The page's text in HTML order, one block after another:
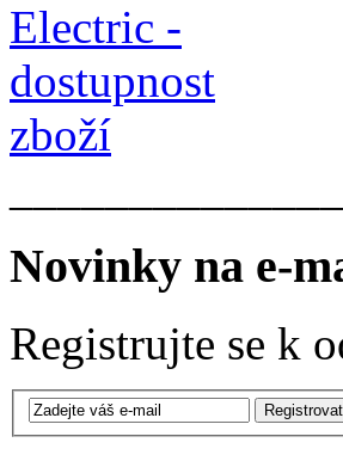
Novinky na e-
Registrujte se k